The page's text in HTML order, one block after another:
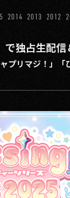
2014 2013 2012
独占生配信
プリマジ！」